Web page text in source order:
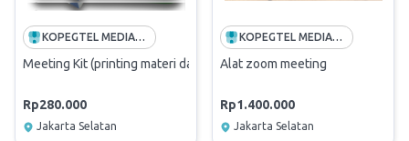
KOPEGTEL MEDIATRON
Meeting Kit (printing materi dan alat tulis)
Rp280.000
Jakarta Selatan
KOPEGTEL MEDIATRON
Alat zoom meeting
Rp1.400.000
Jakarta Selatan